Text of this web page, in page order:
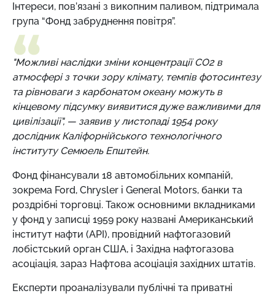
Інтереси, пов’язані з викопним паливом, підтримала
група “Фонд забруднення повітря”.
"Можливі наслідки зміни концентрації CO2 в
атмосфері з точки зору клімату, темпів фотосинтезу
та рівноваги з карбонатом океану можуть в
кінцевому підсумку виявитися дуже важливими для
цивілізації", — заявив у листопаді 1954 року
дослідник Каліфорнійського технологічного
інституту Семюель Епштейн.
Фонд фінансували 18 автомобільних компаній,
зокрема Ford, Chrysler і General Motors, банки та
роздрібні торговці. Також основними вкладниками
у фонд у записці 1959 року названі Американський
інститут нафти (API), провідний нафтогазовий
лобістський орган США, і Західна нафтогазова
асоціація, зараз Нафтова асоціація західних штатів.
Експерти проаналізували публічні та приватні